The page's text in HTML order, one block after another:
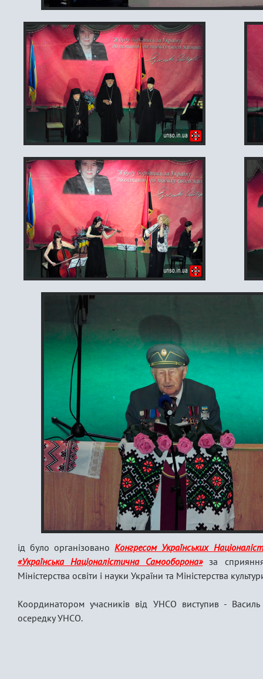
ід було організованоКонгресом Українських
«Українська Націоналістична Самооборона»за сприяння
Міністерства освіти і науки України та Міністерства
Координатором учасників від УНСО виступив -
осередку УНСО.